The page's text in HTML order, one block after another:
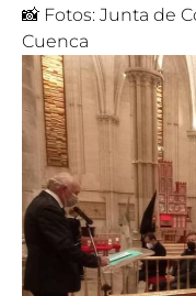
📸 Fotos: Junta de
Cuenca